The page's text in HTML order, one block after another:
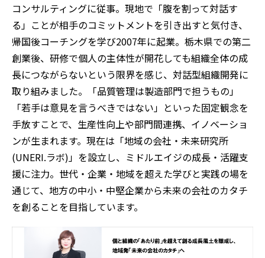
コンサルティングに従事。現地で「腹を割って対話す
る」ことが相手のコミットメントを引き出すと気付き、
帰国後コーチングを学び2007年に起業。栃木県での第二
創業後、研修で個人の主体性が開花しても組織全体の成
長につながらないという限界を感じ、対話型組織開発に
取り組みました。「品質管理は製造部門で担うもの」
「若手は意見を言うべきではない」といった固定観念を
手放すことで、生産性向上や部門間連携、イノベーショ
ンが生まれます。現在は「地域の会社・未来研究所
(UNERI.ラボ)」を設立し、ミドルエイジの成長・活躍支
援に注力。世代・企業・地域を超えた学びと実践の場を
通じて、地方の中小・中堅企業から未来の会社のカタチ
を創ることを目指しています。